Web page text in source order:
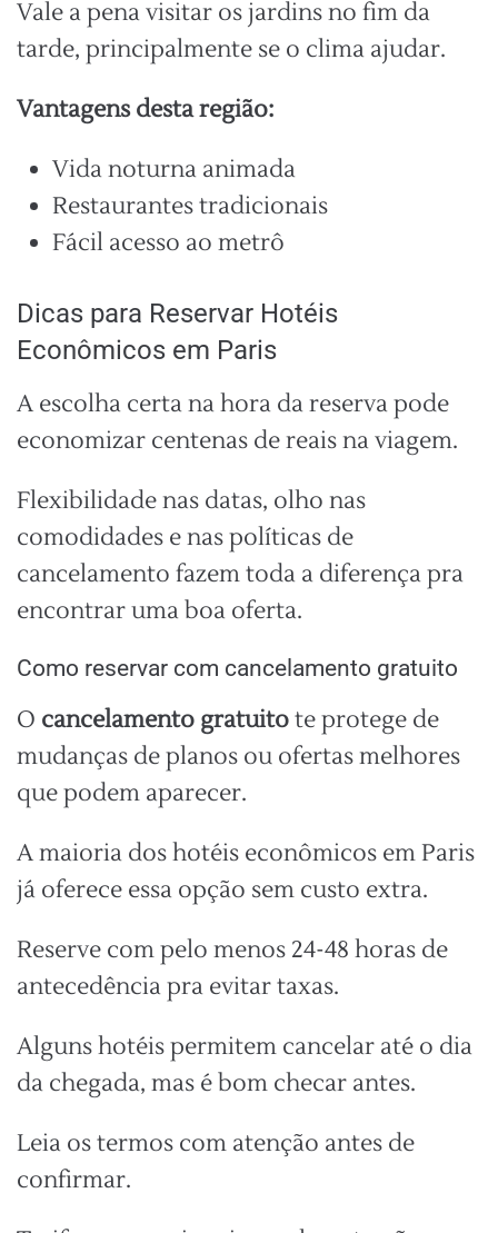
Vale a pena visitar os jardins no fim da
tarde, principalmente se o clima ajudar.
Vantagens desta região:
Vida noturna animada
Restaurantes tradicionais
Fácil acesso ao metrô
Dicas para Reservar Hotéis
Econômicos em Paris
A escolha certa na hora da reserva pode
economizar centenas de reais na viagem.
Flexibilidade nas datas, olho nas
comodidades e nas políticas de
cancelamento fazem toda a diferença pra
encontrar uma boa oferta.
Como reservar com cancelamento gratuito
O cancelamento gratuitote protege de
mudanças de planos ou ofertas melhores
que podem aparecer.
A maioria dos hotéis econômicos em Paris
já oferece essa opção sem custo extra.
Reserve com pelo menos 24-48 horas de
antecedência pra evitar taxas.
Alguns hotéis permitem cancelar até o dia
da chegada, mas é bom checar antes.
Leia os termos com atenção antes de
confirmar.